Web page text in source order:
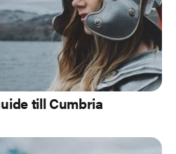
till Cumbria